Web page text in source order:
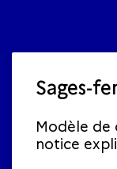
Sages-
Modèle de
notice